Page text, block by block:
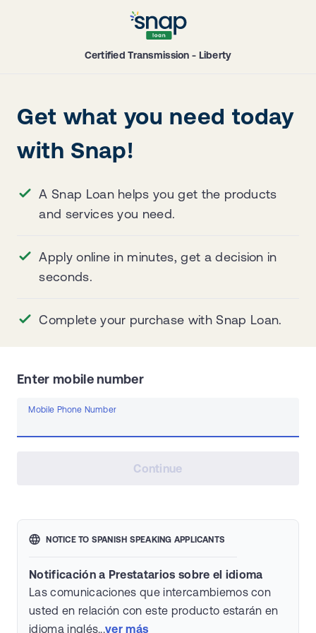
Certified Transmission - Liberty
Get what you need today
with Snap!
A Snap Loan helps you get the products
and services you need.
Apply online in minutes, get a decision in
seconds.
Complete your purchase with Snap Loan.
Enter mobile number
Mobile Phone Number
Continue
NOTICE TO SPANISH SPEAKING APPLICANTS
Notificación a Prestatarios sobre el idioma
Las comunicaciones que intercambiemos con
usted en relación con este producto estarán en
idioma inglés...ver más